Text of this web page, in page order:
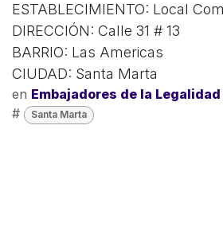
ESTABLECIMIENTO: Local
DIRECCIÓN: Calle 31 # 13
BARRIO: Las Americas
CIUDAD: Santa Marta
en Embajadores de la Legalidad
#
Santa Marta